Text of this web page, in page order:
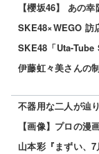
【櫻坂46】 あの
SKE48「Uta-Tube
不器用な二人が辿
【画像】プロの
山本彩『まずい、